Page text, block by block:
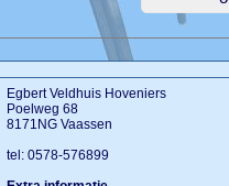
Egbert Veldhuis Hoveniers
Poelweg 68
8171NG Vaassen
tel: 0578-576899